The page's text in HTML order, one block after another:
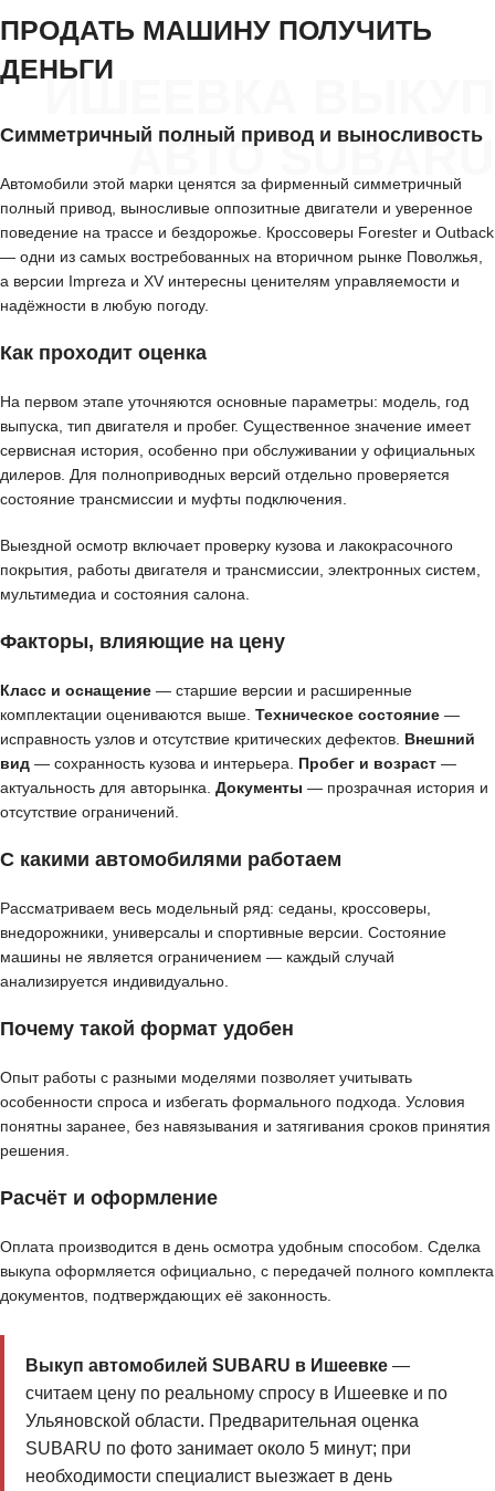
ИШЕЕВКА ВЫКУП
АВТО SUBARU
ПРОДАТЬ МАШИНУ ПОЛУЧИТЬ
ДЕНЬГИ
Симметричный полный привод и выносливость
Автомобили этой марки ценятся за фирменный симметричный
полный привод, выносливые оппозитные двигатели и уверенное
поведение на трассе и бездорожье. Кроссоверы Forester и Outback
— одни из самых востребованных на вторичном рынке Поволжья,
а версии Impreza и XV интересны ценителям управляемости и
надёжности в любую погоду.
Как проходит оценка
На первом этапе уточняются основные параметры: модель, год
выпуска, тип двигателя и пробег. Существенное значение имеет
сервисная история, особенно при обслуживании у официальных
дилеров. Для полноприводных версий отдельно проверяется
состояние трансмиссии и муфты подключения.
Выездной осмотр включает проверку кузова и лакокрасочного
покрытия, работы двигателя и трансмиссии, электронных систем,
мультимедиа и состояния салона.
Факторы, влияющие на цену
Класс и оснащение — старшие версии и расширенные
комплектации оцениваются выше. Техническое состояние —
исправность узлов и отсутствие критических дефектов. Внешний
вид — сохранность кузова и интерьера. Пробег и возраст —
актуальность для авторынка. Документы — прозрачная история и
отсутствие ограничений.
С какими автомобилями работаем
Рассматриваем весь модельный ряд: седаны, кроссоверы,
внедорожники, универсалы и спортивные версии. Состояние
машины не является ограничением — каждый случай
анализируется индивидуально.
Почему такой формат удобен
Опыт работы с разными моделями позволяет учитывать
особенности спроса и избегать формального подхода. Условия
понятны заранее, без навязывания и затягивания сроков принятия
решения.
Расчёт и оформление
Оплата производится в день осмотра удобным способом. Сделка
выкупа оформляется официально, с передачей полного комплекта
документов, подтверждающих её законность.
Выкуп автомобилей SUBARU в Ишеевке—
считаем цену по реальному спросу в Ишеевке и по
Ульяновской области. Предварительная оценка
SUBARU по фото занимает около 5 минут; при
необходимости специалист выезжает в день